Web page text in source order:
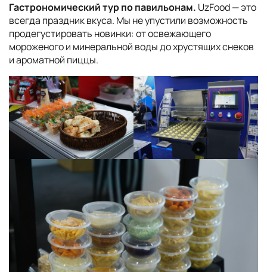
Гастрономический тур по павильонам. UzFood — это
всегда праздник вкуса. Мы не упустили возможность
продегустировать новинки: от освежающего
мороженого и минеральной воды до хрустящих снеков
и ароматной пиццы.